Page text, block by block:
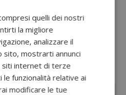
per tutti e
in palio
sezione dedicata a tutti
quelli dei nostri
la migliore
analizzare il
sito, mostrarti annunci
siti internet di terze
funzionalità relative ai
modificare le tue